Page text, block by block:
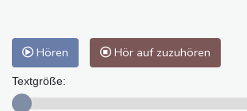
Hören Hör auf zuzuhören
Textgröße: